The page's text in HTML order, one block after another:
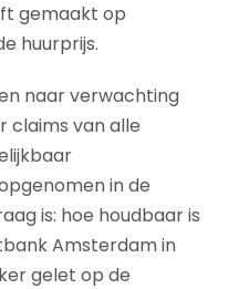
gemaakt op
huurprijs.
naar verwachting
claims van alle
in de
is: hoe houdbaar is
Amsterdam in
gelet op de